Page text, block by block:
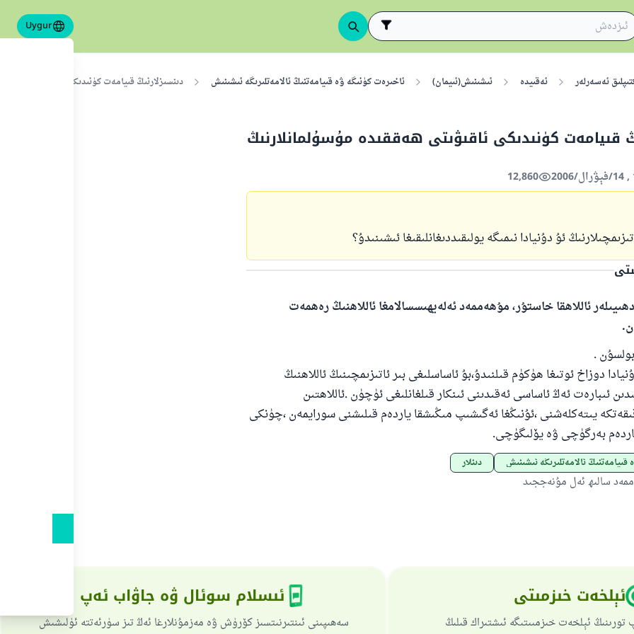
Uygur
ئەسەرلەر ئەقىيدە ئىشىنىش(ئىيمان) ئاخىرەت كۈنىگە ۋە قىيامەتنىڭ ئالامەتلىرىگە ئىشىنىش دىنسىزلارنىڭ قىيامەت كۈنىدىكى ئاقىۋىتى
قىيامەت كۈنىدىكى ئاقىۋىتى ھەققىدە مۇسۇلمانلارنىڭ
12,860
ئۇ دۇنيادا نىمىگە يولىقىددىغانلىقىغا ئىشىنىدۇ؟
ئاللاھقا خاستۇر، مۇھەممەد ئەلەيھىسسالامغا ئاللاھنىڭ رەھمەت
بولسۇن .
دۇنيادا دوزاخ ئوتىغا ھۈكۈم قىلنىدۇ،بۇ ئاساسلىغى بىر ئاتىزىمچىنىڭ ئاللاھنىڭ
ئىبارەت ئەڭ ئاساسى ئەقىدىنى ئىنكار قىلغانلىغى ئۈچۈن .ئاللاھتىن
يىتەكلەشنى ،ئۇنىڭغا ئەگىشىپ مىڭىشقا ياردەم قىلىشنى سورايمەن ،چۈنكى
بەرگۈچى ۋە يۆلىگۈچى.
ئالامەتلىرىگە ئىشىنىش دىنلار
سالىھ ئەل مۇنەججىد
ئېلخەت خىزمىتى
ئېلخەت خىزمىىتىگە ئىشتىراك قىلىڭ
ئىسلام سوئال ۋە جاۋاب ئەپ
سەھىپىنى ئىنتىرنىتسىز كۆرۈش ۋە مەزمۇنلارغا ئەڭ تىز سۈرئەتتە ئۈلىشىش
110845 - نومۇرلۇق سوئالنىڭ جاۋابى ئائىلىنى
ئۇممەتكە جاۋاپ بېرىشىمىزگە ياردەم قىلىڭ
پەيغەمبەرئەلەيھىسسالام مۇنداق دېگەن:
باشلارپ قويغان كىشى قىلغۇچىغا ئوخشاش ساۋاپقا ئېرىشىدۇ
مۇسلىم رىۋايەت قىلغان (1893) ھەدىس